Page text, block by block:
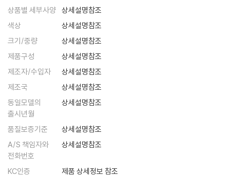
상품별 세부사양 상세설명참조
색상
상세설명참조
크기/중량
상세설명참조
제품구성
상세설명참조
제조자/수입자
상세설명참조
제조국
상세설명참조
동일모델의
출시년월
상세설명참조
품질보증기준
상세설명참조
A/S 책임자와
전화번호
상세설명참조
KC인증 제품 상세정보 참조